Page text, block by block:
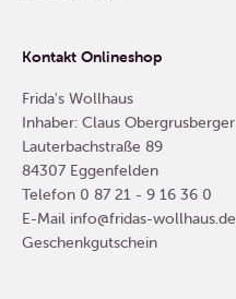
Kontakt Onlineshop
Frida's Wollhaus
Inhaber: Claus Obergrusberger
Lauterbachstraße 89
84307 Eggenfelden
Telefon 0 87 21 - 9 16 36 0
E-Mail info@fridas-wollhaus.de
Geschenkgutschein